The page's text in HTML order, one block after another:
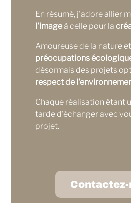
En résumé, j'adore allier
l'imageà celle pour la
Amoureuse de la nature et
préocupations
désormais des projets
respect de
Chaque réalisation étant
tarde d'échanger avec
projet.
Contactez-